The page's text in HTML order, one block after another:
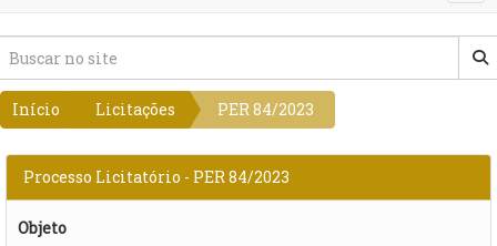
Início Licitações PER 84/2023
Processo Licitatório - PER 84/2023
Objeto